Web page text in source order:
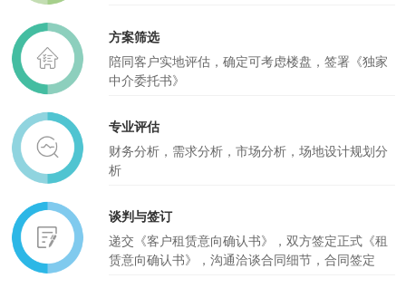
方案筛选
陪同客户实地评估，确定可考虑楼盘，签署《独家
中介委托书》
专业评估
财务分析，需求分析，市场分析，场地设计规划分
析
谈判与签订
递交《客户租赁意向确认书》，双方签定正式《租
赁意向确认书》，沟通洽谈合同细节，合同签定